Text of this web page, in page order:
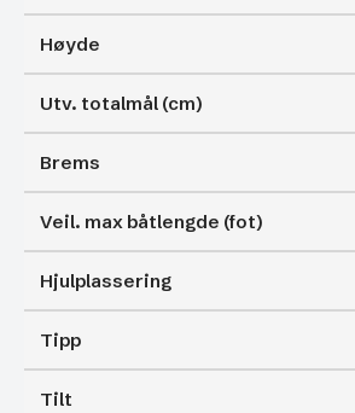
Høyde
Utv. totalmål (cm)
Brems
Veil. max båtlengde (fot)
Hjulplassering
Tipp
Tilt